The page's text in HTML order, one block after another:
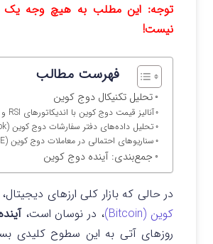
توجه: این مطلب به هیچ وجه یک
نیست!
فهرست مطالب
تحلیل تکنیکال دوج کوین
آنالیز قیمت دوج کوین با اندیکاتورهای RSI و MACD
تحلیل داده‌های دفتر سفارشات دوج کوین (Order Book)
سناریوهای احتمالی در معاملات دوج کوین (DOGE)
جمع‌بندی: آینده دوج کوین
در حالی که بازار کلی ارزهای
کوین (Bitcoin)
، در نوسان است،
روزهای آتی به این سطوح کلیدی